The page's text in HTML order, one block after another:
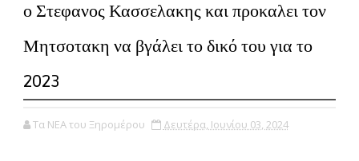
ο Στεφανος Κασσελακης και προκαλει τον
Μητσοτακη να βγάλει το δικό του για το
2023
Τα ΝΕΑ του Ξηρομέρου Δευτέρα, Ιουνίου 03, 2024